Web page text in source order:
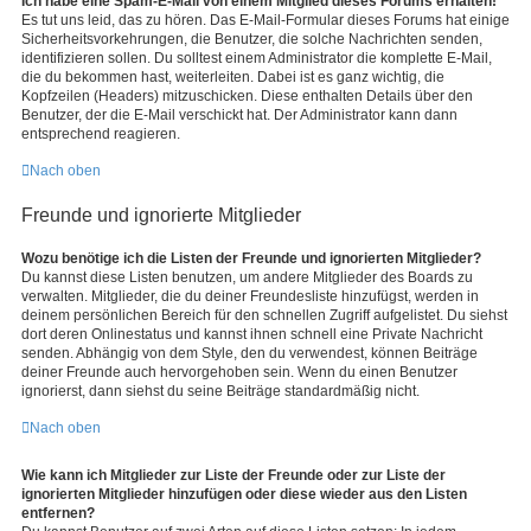
Es tut uns leid, das zu hören. Das E-Mail-Formular dieses Forums hat einige
Sicherheitsvorkehrungen, die Benutzer, die solche Nachrichten senden,
identifizieren sollen. Du solltest einem Administrator die komplette E-Mail,
die du bekommen hast, weiterleiten. Dabei ist es ganz wichtig, die
Kopfzeilen (Headers) mitzuschicken. Diese enthalten Details über den
Benutzer, der die E-Mail verschickt hat. Der Administrator kann dann
entsprechend reagieren.
Nach oben
Freunde und ignorierte Mitglieder
Wozu benötige ich die Listen der Freunde und ignorierten Mitglieder?
Du kannst diese Listen benutzen, um andere Mitglieder des Boards zu
verwalten. Mitglieder, die du deiner Freundesliste hinzufügst, werden in
deinem persönlichen Bereich für den schnellen Zugriff aufgelistet. Du siehst
dort deren Onlinestatus und kannst ihnen schnell eine Private Nachricht
senden. Abhängig von dem Style, den du verwendest, können Beiträge
deiner Freunde auch hervorgehoben sein. Wenn du einen Benutzer
ignorierst, dann siehst du seine Beiträge standardmäßig nicht.
Nach oben
Wie kann ich Mitglieder zur Liste der Freunde oder zur Liste der
ignorierten Mitglieder hinzufügen oder diese wieder aus den Listen
entfernen?